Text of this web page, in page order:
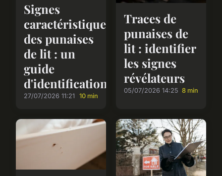
Signes
caractéristiques
des punaises
de lit : un
guide
d'identification
27/07/2026 11:21 10 min
Traces de
punaises de
lit : identifier
les signes
révélateurs
05/07/2026 14:25 8 min